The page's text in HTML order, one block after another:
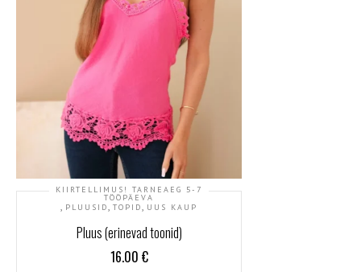
KIIRTELLIMUS! TARNEAEG 5-7
TÖÖPÄEVA
PLUUSID TOPID UUS KAUP
Pluus (erinevad toonid)
16.00 €